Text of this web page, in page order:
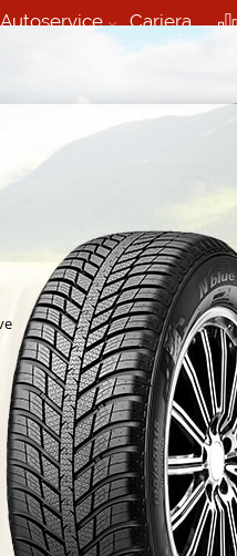
Autoservice Cariera
in